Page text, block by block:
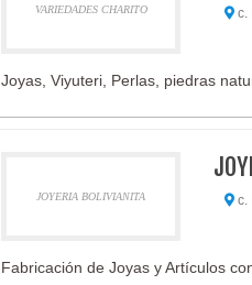
VARIEDADES CHARITO c.
Joyas, Viyuteri, Perlas, piedras
JOYERIA BOLIVIANITA c.
Fabricación de Joyas y Artículos